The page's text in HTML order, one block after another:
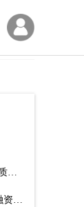
国药集团重庆医药设计院荣获鲁南制药集团“优质生态伙伴”称号!
服务再加力！中信银行持续深化支持小微企业融资协调工作机制